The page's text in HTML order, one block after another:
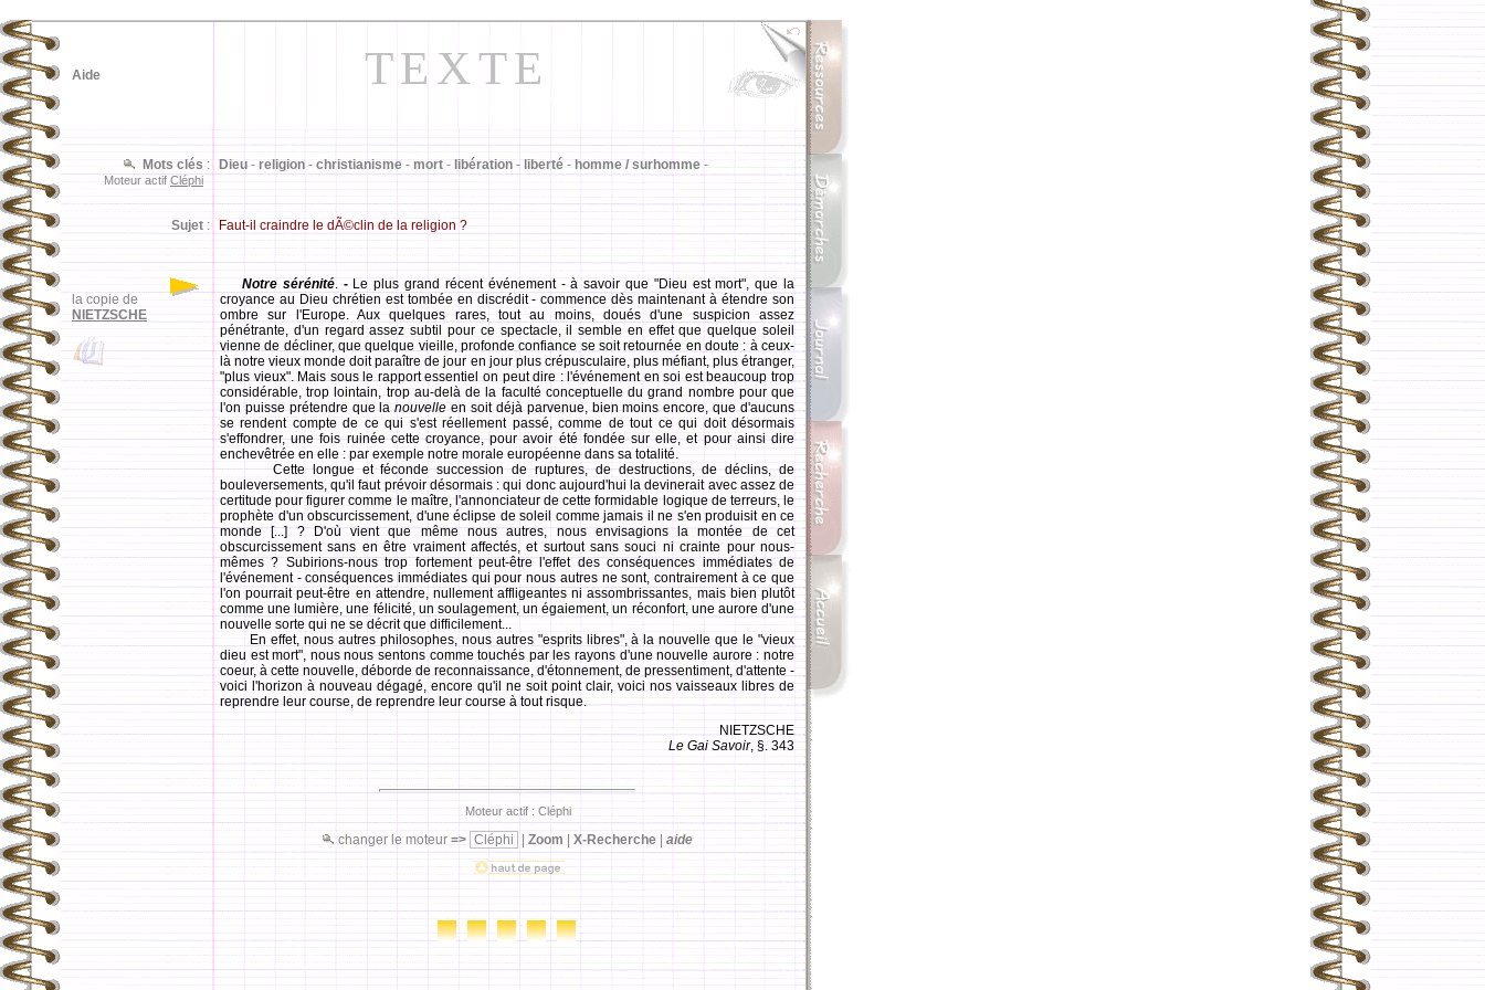
TEXTE
la copie de
NIETZSCHE
Dieu - religion - christianisme - mort - libération - liberté - homme / surhomme -
Mots clés :
Moteur actif Cléphi
Sujet : Faut-il craindre le dÃ©clin de la religion ?
Aide
Notre sérénité.- Le plus grand récent événement - à savoir que "Dieu est mort", que la
croyance au Dieu chrétien est tombée en discrédit - commence dès maintenant à étendre son
ombre sur l'Europe. Aux quelques rares, tout au moins, doués d'une suspicion assez
pénétrante, d'un regard assez subtil pour ce spectacle, il semble en effet que quelque soleil
vienne de décliner, que quelque vieille, profonde confiance se soit retournée en doute : à ceux-
là notre vieux monde doit paraître de jour en jour plus crépusculaire, plus méfiant, plus étranger,
"plus vieux". Mais sous le rapport essentiel on peut dire : l'événement en soi est beaucoup trop
considérable, trop lointain, trop au-delà de la faculté conceptuelle du grand nombre pour que
l'on puisse prétendre que lanouvelleen soit déjà parvenue, bien moins encore, que d'aucuns
se rendent compte de ce qui s'est réellement passé, comme de tout ce qui doit désormais
s'effondrer, une fois ruinée cette croyance, pour avoir été fondée sur elle, et pour ainsi dire
enchevêtrée en elle : par exemple notre morale européenne dans sa totalité.
Cette longue et féconde succession de ruptures, de destructions, de déclins, de
bouleversements, qu'il faut prévoir désormais : qui donc aujourd'hui la devinerait avec assez de
certitude pour figurer comme le maître, l'annonciateur de cette formidable logique de terreurs, le
prophète d'un obscurcissement, d'une éclipse de soleil comme jamais il ne s'en produisit en ce
monde [...] ? D'où vient que même nous autres, nous envisagions la montée de cet
obscurcissement sans en être vraiment affectés, et surtout sans souci ni crainte pour nous-
mêmes ? Subirions-nous trop fortement peut-être l'effet des conséquences immédiates de
l'événement - conséquences immédiates qui pour nous autres ne sont, contrairement à ce que
l'on pourrait peut-être en attendre, nullement affligeantes ni assombrissantes, mais bien plutôt
comme une lumière, une félicité, un soulagement, un égaiement, un réconfort, une aurore d'une
nouvelle sorte qui ne se décrit que difficilement...
En effet, nous autres philosophes, nous autres "esprits libres", à la nouvelle que le "vieux
dieu est mort", nous nous sentons comme touchés par les rayons d'une nouvelle aurore : notre
coeur, à cette nouvelle, déborde de reconnaissance, d'étonnement, de pressentiment, d'attente -
voici l'horizon à nouveau dégagé, encore qu'il ne soit point clair, voici nos vaisseaux libres de
reprendre leur course, de reprendre leur course à tout risque.
NIETZSCHE
Le Gai Savoir, §. 343
Moteur actif : Cléphi
changer le moteur => Cléphi Zoom X-Recherche aide